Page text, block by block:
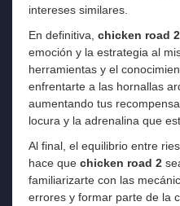
intereses similares.
En definitiva, chicken road 2
emoción y la estrategia al
herramientas y el
enfrentarte a las hornallas
aumentando tus
locura y la adrenalina que
Al final, el equilibrio entre
hace que chicken road 2
familiarizarte con las
errores y formar parte de la